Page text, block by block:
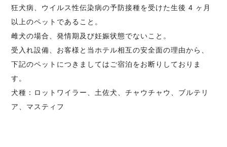
狂犬病、ウイルス性伝染病の予防接種を受けた生後 4 ヶ月
以上のペットであること。
雌犬の場合、発情期及び妊娠状態でないこと。
受入れ設備、お客様と当ホテル相互の安全面の理由から、
下記のペットにつきましてはご宿泊をお断りしておりま
す。
犬種：ロットワイラー、土佐犬、チャウチャウ、ブルテリ
ア、マスティフ